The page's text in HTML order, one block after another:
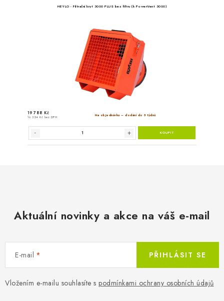
Aktuální novinky a akce na váš e-mail
E-mail
Vložením e-mailu souhlasíte s podmínkami ochrany osobních údajů
PŘIHLÁSIT SE